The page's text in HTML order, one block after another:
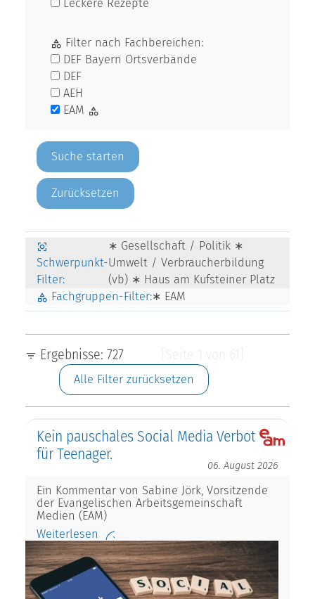
Filter nach Fachbereichen:
DEF Bayern Ortsverbände
DEF
AEH
EAM
Zurücksetzen
Schwerpunkt-
Filter:
∗ Gesellschaft / Politik ∗
Umwelt / Verbraucherbildung
(vb) ∗ Haus am Kufsteiner Platz
Fachgruppen-Filter:
∗ EAM
Ergebnisse: 727
Alle Filter zurücksetzen
Kein pauschales Social Media Verbot
für Teenager.
Ein Kommentar von Sabine Jörk, Vorsitzende
der Evangelischen Arbeitsgemeinschaft
Medien (EAM)
Weiterlesen